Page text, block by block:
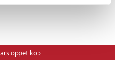
öppet köp